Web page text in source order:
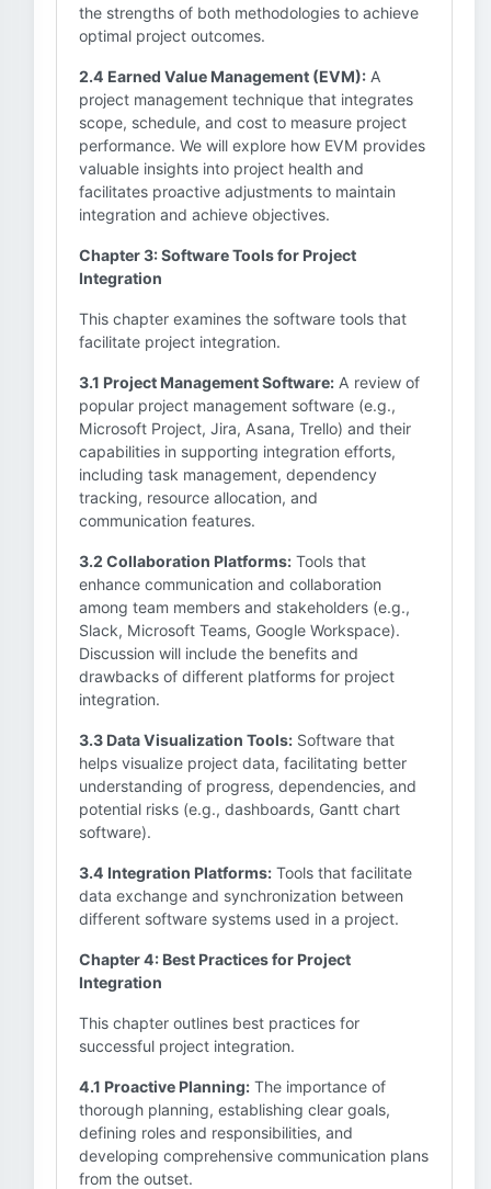
the strengths of both methodologies to achieve
optimal project outcomes.
2.4 Earned Value Management (EVM): A
project management technique that integrates
scope, schedule, and cost to measure project
performance. We will explore how EVM provides
valuable insights into project health and
facilitates proactive adjustments to maintain
integration and achieve objectives.
Chapter 3: Software Tools for Project
Integration
This chapter examines the software tools that
facilitate project integration.
3.1 Project Management Software: A review of
popular project management software (e.g.,
Microsoft Project, Jira, Asana, Trello) and their
capabilities in supporting integration efforts,
including task management, dependency
tracking, resource allocation, and
communication features.
3.2 Collaboration Platforms: Tools that
enhance communication and collaboration
among team members and stakeholders (e.g.,
Slack, Microsoft Teams, Google Workspace).
Discussion will include the benefits and
drawbacks of different platforms for project
integration.
3.3 Data Visualization Tools: Software that
helps visualize project data, facilitating better
understanding of progress, dependencies, and
potential risks (e.g., dashboards, Gantt chart
software).
3.4 Integration Platforms: Tools that facilitate
data exchange and synchronization between
different software systems used in a project.
Chapter 4: Best Practices for Project
Integration
This chapter outlines best practices for
successful project integration.
4.1 Proactive Planning: The importance of
thorough planning, establishing clear goals,
defining roles and responsibilities, and
developing comprehensive communication plans
from the outset.